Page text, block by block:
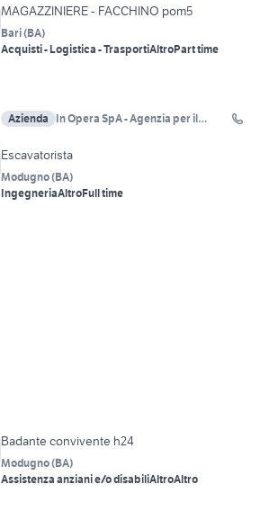
MAGAZZINIERE - FACCHINO pom5
Bari(BA)
Acquisti - Logistica - TrasportiAltroPart time
Azienda
In Opera SpA - Agenzia per il
Escavatorista
Modugno(BA)
IngegneriaAltroFull time
Badante convivente h24
Modugno(BA)
Assistenza anziani e/o disabiliAltroAltro